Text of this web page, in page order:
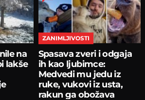
na
lakše
ZANIMLJIVOSTI
Spasava zveri i odgaja
ih kao ljubimce:
Medvedi mu jedu iz
ruke, vukovi iz usta,
rakun ga obožava